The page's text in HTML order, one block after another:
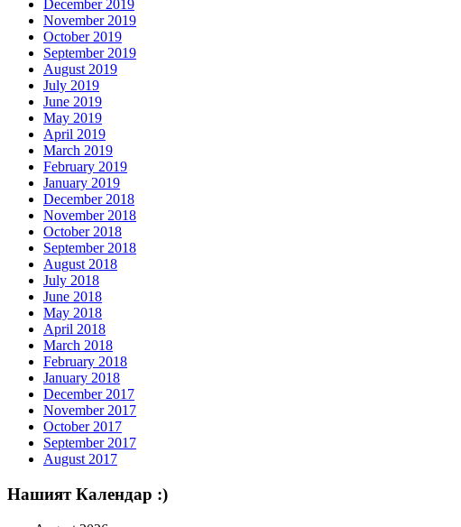
December 2019
November 2019
October 2019
September 2019
August 2019
July 2019
June 2019
May 2019
April 2019
March 2019
February 2019
January 2019
December 2018
November 2018
October 2018
September 2018
August 2018
July 2018
June 2018
May 2018
April 2018
March 2018
February 2018
January 2018
December 2017
November 2017
October 2017
September 2017
August 2017
Нашият Календар :)